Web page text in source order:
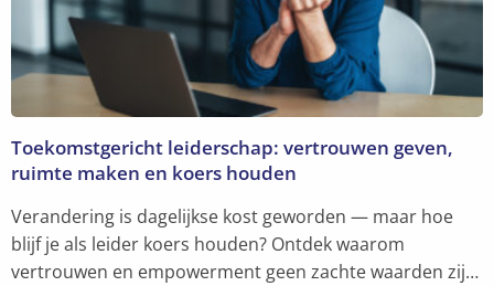
Toekomstgericht leiderschap: vertrouwen geven,
ruimte maken en koers houden
Verandering is dagelijkse kost geworden — maar hoe
blijf je als leider koers houden? Ontdek waarom
vertrouwen en empowerment geen zachte waarden zijn,